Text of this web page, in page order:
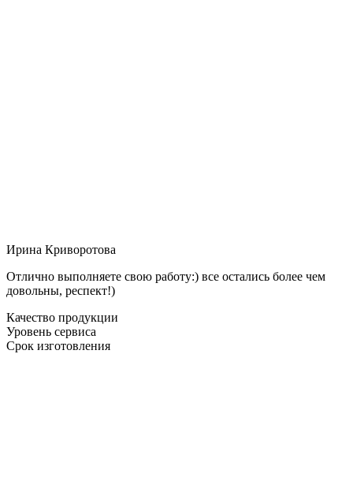
Ирина Криворотова
Отлично выполняете свою работу:) все остались более чем
довольны, респект!)
Качество продукции
Уровень сервиса
Срок изготовления